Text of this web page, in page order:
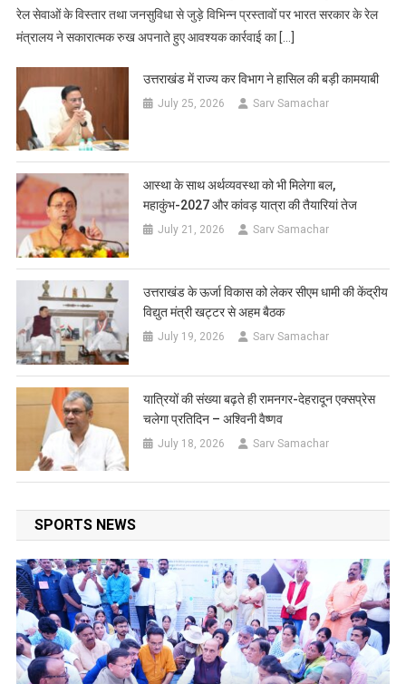
रेल सेवाओं के विस्तार तथा जनसुविधा से जुड़े विभिन्न प्रस्तावों पर भारत सरकार के रेल
मंत्रालय ने सकारात्मक रुख अपनाते हुए आवश्यक कार्रवाई का […]
उत्तराखंड में राज्य कर विभाग ने हासिल की बड़ी कामयाबी
July 25, 2026 Sarv Samachar
आस्था के साथ अर्थव्यवस्था को भी मिलेगा बल,
महाकुंभ-2027 और कांवड़ यात्रा की तैयारियां तेज
July 21, 2026 Sarv Samachar
उत्तराखंड के ऊर्जा विकास को लेकर सीएम धामी की केंद्रीय
विद्युत मंत्री खट्टर से अहम बैठक
July 19, 2026 Sarv Samachar
यात्रियों की संख्या बढ़ते ही रामनगर-देहरादून एक्सप्रेस
चलेगा प्रतिदिन – अश्विनी वैष्णव
July 18, 2026 Sarv Samachar
SPORTS NEWS